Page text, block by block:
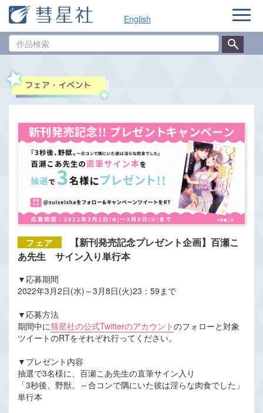
English
品
ナ
ゲ
【新刊発売記念プレゼント企画】百瀬こ
あ先生 サイン入り単行本
▼応募期間
2022年3月2日(水)～3月8日(火)23：59まで
▼応募方法
期間中に彗星社の公式Twitterのアカウントのフォローと対象
ツイートのRTをそれぞれ行ってください。
▼プレゼント内容
抽選で3名様に、百瀬こあ先生の直筆サイン入り
「3秒後、野獣。～合コンで隅にいた彼は淫らな肉食でした」
単行本